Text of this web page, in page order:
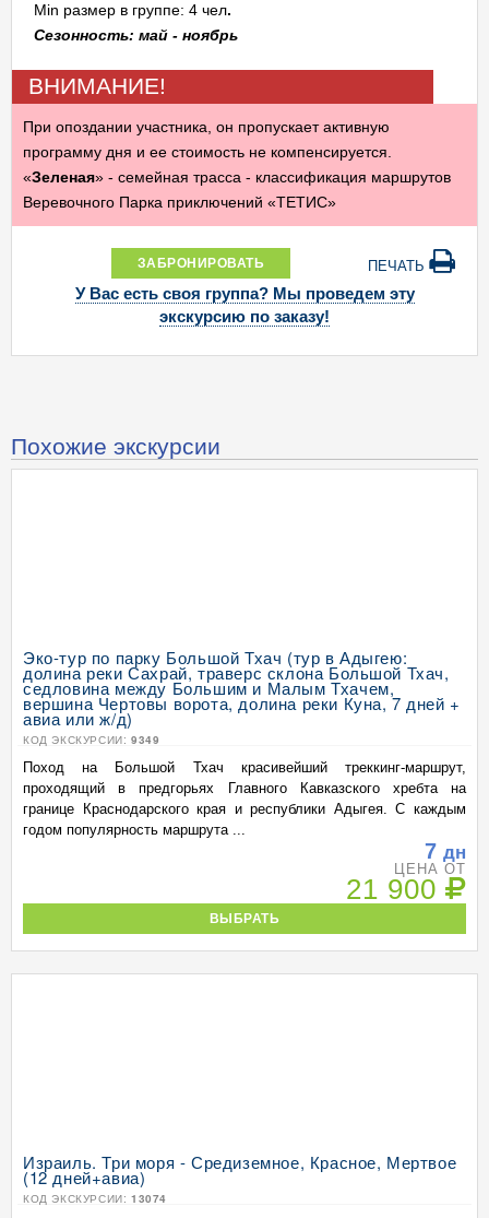
Min размер в группе: 4 чел.
Сезонность: май - ноябрь
ВНИМАНИЕ!
При опоздании участника, он пропускает активную
программу дня и ее стоимость не компенсируется.
«Зеленая» - семейная трасса - классификация маршрутов
Веревочного Парка приключений «ТЕТИС»
ЗАБРОНИРОВАТЬ ПЕЧАТЬ
У Вас есть своя группа? Мы проведем эту
экскурсию по заказу!
Похожие экскурсии
Эко-тур по парку Большой Тхач (тур в Адыгею:
долина реки Сахрай, траверс склона Большой Тхач,
седловина между Большим и Малым Тхачем,
вершина Чертовы ворота, долина реки Куна, 7 дней +
авиа или ж/д)
КОД ЭКСКУРСИИ: 9349
Поход на Большой Тхач красивейший треккинг-маршрут,
проходящий в предгорьях Главного Кавказского хребта на
границе Краснодарского края и республики Адыгея. С каждым
годом популярность маршрута ...
7 дн
ЦЕНА ОТ
21 900
ВЫБРАТЬ
Израиль. Три моря - Средиземное, Красное, Мертвое
(12 дней+авиа)
КОД ЭКСКУРСИИ: 13074